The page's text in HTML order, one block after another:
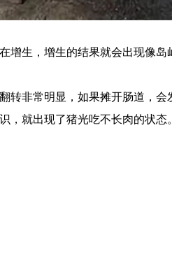
生，增生的结果就会出现像岛
非常明显，如果摊开肠道，会
，就出现了猪光吃不长肉的状态。